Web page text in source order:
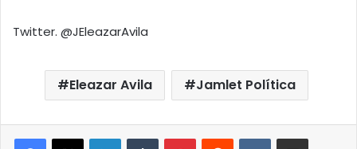
Twitter. @JEleazarAvila
Eleazar Avila Jamlet Política
LinkedInTumblrPinterestReddit VKontakteCompartir por correo